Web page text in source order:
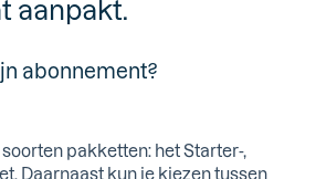
aanpakt.
abonnement?
pakketten: het Starter-,
Daarnaast kun je kiezen tussen